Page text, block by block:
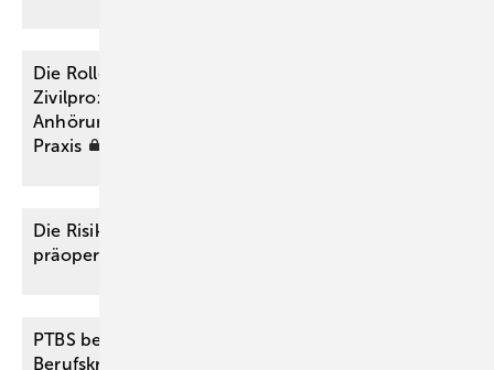
Die Rolle des medizinischen Sachverständigen im
Zivilprozess: Von der Beauftragung bis zum
Anhörungstermin. Tipps aus der Praxis für die
Praxis
Die Risiko-Aufklärung – nur eine lästige Pflicht im
präoperativen
PTBS bei Rettungssanitätern: eine “Wie
Berufskrankheit“